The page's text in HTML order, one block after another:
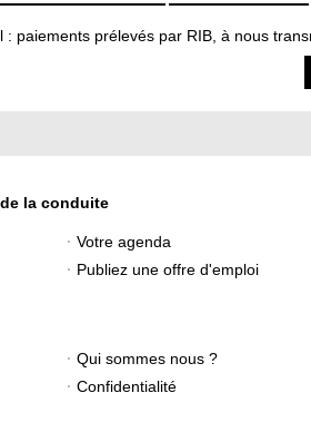
: paiements prélevés par RIB, à nous
la conduite
Votre agenda
Publiez une offre d'emploi
Qui sommes nous ?
Confidentialité